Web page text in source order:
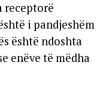
receptorë
i pandjeshëm
është ndoshta
enëve të mëdha